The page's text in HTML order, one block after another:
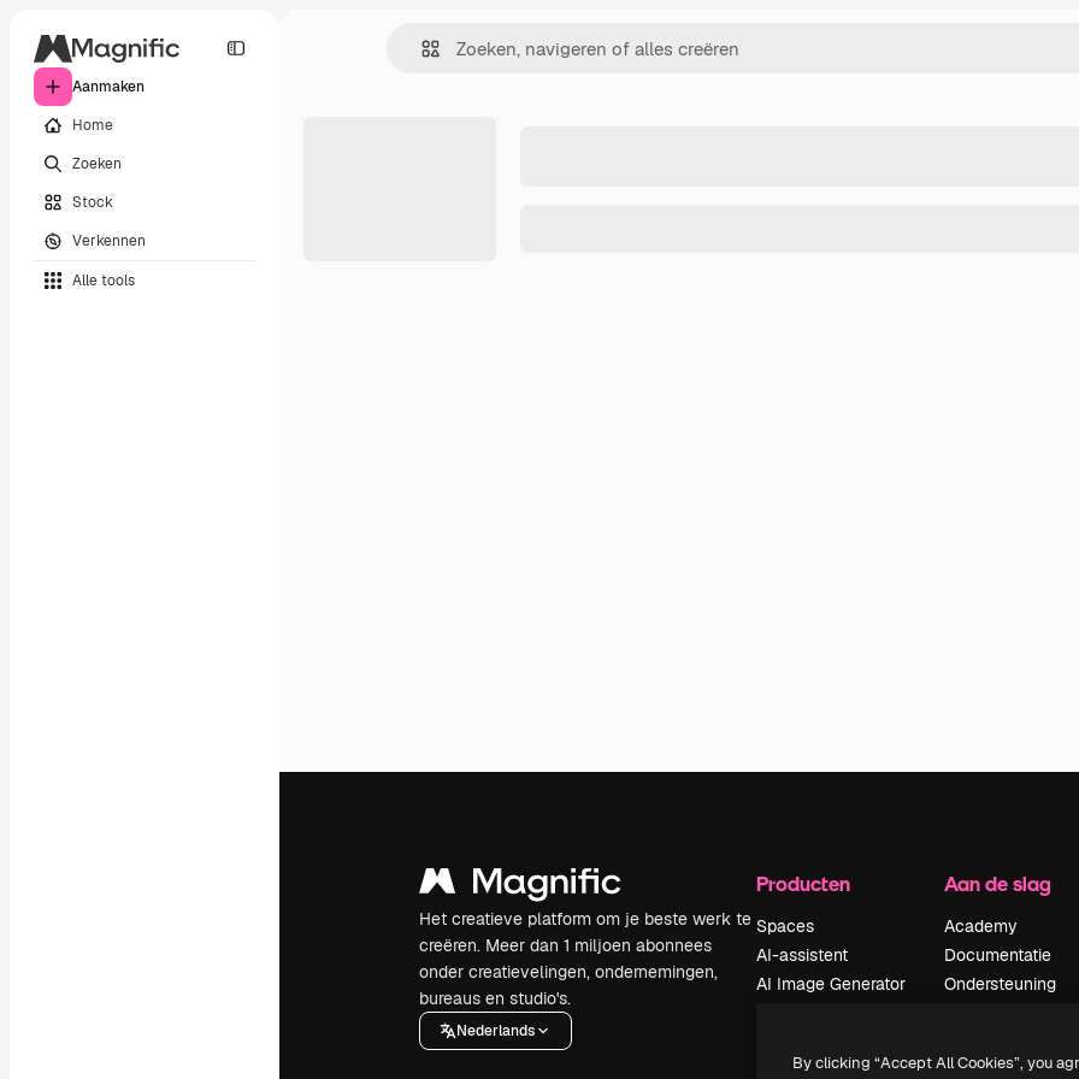
Aanmaken
Home
Zoeken
Stock
Verkennen
Alle tools
Het creatieve platform om je beste werk te
creëren. Meer dan 1 miljoen abonnees
onder creatievelingen, ondernemingen,
bureaus en studio's.
Nederlands
Producten
Spaces
AI-assistent
AI Image Generator
Stockcontent
Aan de slag
Academy
Documentatie
Ondersteuning
Privacybeleid
By clicking “Accept All Cookies”, you